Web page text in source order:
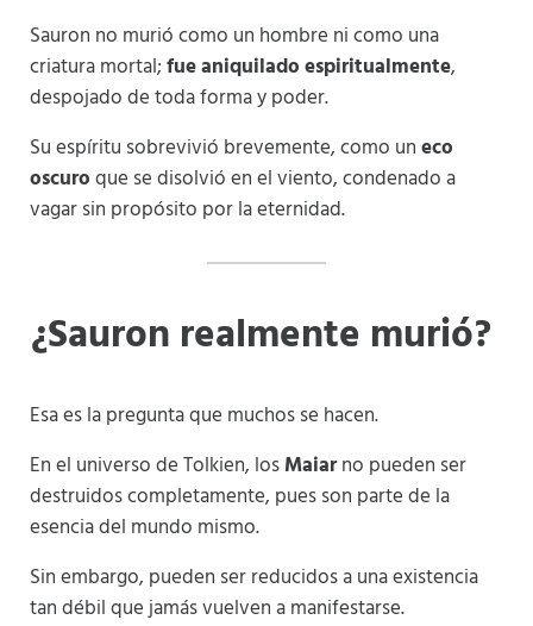
Sauron no murió como un hombre ni como una
criatura mortal;fue aniquilado espiritualmente,
despojado de toda forma y poder.
Su espíritu sobrevivió brevemente, como uneco
oscuroque se disolvió en el viento, condenado a
vagar sin propósito por la eternidad.
¿Sauron realmente murió?
Esa es la pregunta que muchos se hacen.
En el universo de Tolkien, losMaiarno pueden ser
destruidos completamente, pues son parte de la
esencia del mundo mismo.
Sin embargo, pueden ser reducidos a una existencia
tan débil que jamás vuelven a manifestarse.